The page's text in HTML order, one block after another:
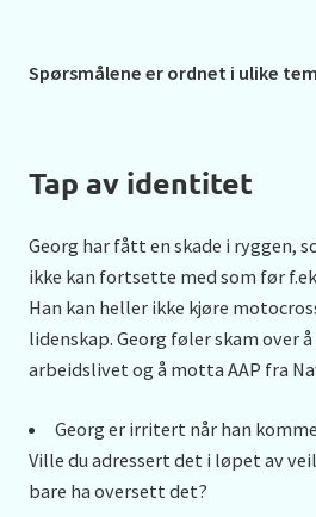
Spørsmålene er ordnet i ulike
Tap av identitet
Georg har fått en skade i ryggen,
ikke kan fortsette med som før
Han kan heller ikke kjøre
lidenskap. Georg føler skam over
arbeidslivet og å motta AAP fra
Georg er irritert når han
Ville du adressert det i løpet av
bare ha oversett det?